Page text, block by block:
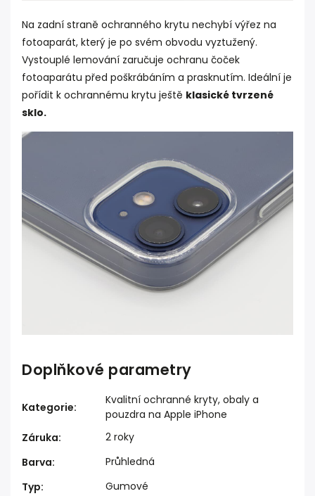
Na zadní straně ochranného krytu nechybí výřez na
fotoaparát, který je po svém obvodu vyztužený.
Vystouplé lemování zaručuje ochranu čoček
fotoaparátu před poškrábáním a prasknutím. Ideální je
pořídit k ochrannému krytu ještě klasické tvrzené
sklo.
Doplňkové parametry
Kategorie:
Kvalitní ochranné kryty, obaly a
pouzdra na Apple iPhone
Záruka:
2 roky
Barva:
Průhledná
Typ:
Gumové